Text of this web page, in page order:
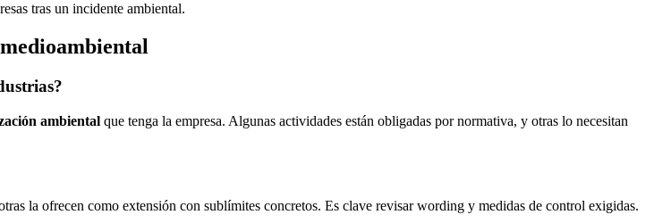
tras un incidente ambiental.
ambiental que tenga la empresa. Algunas actividades están obligadas por normativa, y otras lo necesitan
la ofrecen como extensión con sublímites concretos. Es clave revisar wording y medidas de control exigidas.